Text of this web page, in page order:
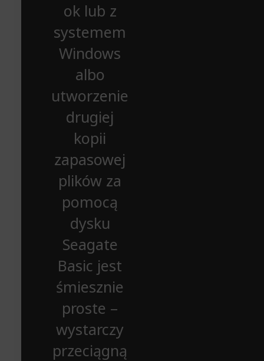
ok lub z
systemem
Windows
albo
utworzenie
drugiej
kopii
zapasowej
plików za
pomocą
dysku
Seagate
Basic jest
śmiesznie
proste –
wystarczy
przeciągną